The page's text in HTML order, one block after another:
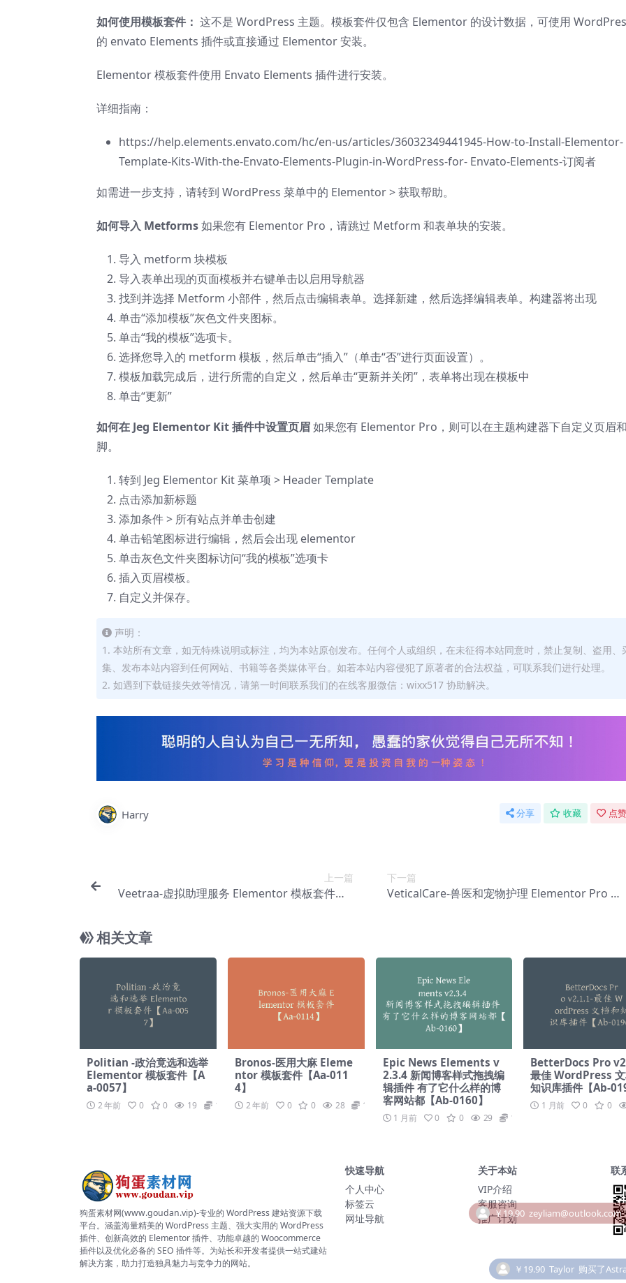
如何使用模板套件： 这不是 WordPress 主题。模板套件仅包含 Elementor 的设计数据，可使用
的 envato Elements 插件或直接通过 Elementor 安装。
Elementor 模板套件使用 Envato Elements 插件进行安装。
详细指南：
https://help.elements.envato.com/hc/en-us/articles/36032349441945-How-to-Install-Elementor-
Template-Kits-With-the-Envato-Elements-Plugin-in-WordPress-for- Envato-Elements-订阅者
如需进一步支持，请转到 WordPress 菜单中的 Elementor > 获取帮助。
如何导入 Metforms如果您有 Elementor Pro，请跳过 Metform 和表单块的安装。
导入 metform 块模板
导入表单出现的页面模板并右键单击以启用导航器
找到并选择 Metform 小部件，然后点击编辑表单。选择新建，然后选择编辑表单。构建器将出现
单击“添加模板”灰色文件夹图标。
单击“我的模板”选项卡。
选择您导入的 metform 模板，然后单击“插入”（单击“否”进行页面设置）。
模板加载完成后，进行所需的自定义，然后单击“更新并关闭”，表单将出现在模板中
单击“更新”
如何在 Jeg Elementor Kit 插件中设置页眉如果您有 Elementor Pro，则可以在主题构建器下自定义页眉
脚。
转到 Jeg Elementor Kit 菜单项 > Header Template
点击添加新标题
添加条件 > 所有站点并单击创建
单击铅笔图标进行编辑，然后会出现 elementor
单击灰色文件夹图标访问“我的模板”选项卡
插入页眉模板。
自定义并保存。
声明：
1. 本站所有文章，如无特殊说明或标注，均为本站原创发布。任何个人或组织，在未征得本站同意时，禁止复制、盗用、
集、发布本站内容到任何网站、书籍等各类媒体平台。如若本站内容侵犯了原著者的合法权益，可联系我们进行处理。
2. 如遇到下载链接失效等情况，请第一时间联系我们的在线客服微信：wixx517 协助解决。
Harry 分享 收藏 点
上一篇
Veetraa-虚拟助理服务 Elementor 模板套件【A
下一篇
VeticalCare-兽医和宠物护理 Elementor Pro 模
相关文章
Politian -政治竟选和选举
Elementor 模板套件【A
a-0057】
2 年前 0 0 19 19.9
Bronos-医用大麻 Eleme
ntor 模板套件【Aa-011
4】
2 年前 0 0 28 19.9
Epic News Elements v
2.3.4 新闻博客样式拖拽编
辑插件 有了它什么样的博
客网站都【Ab-0160】
1 月前 0 0 29 19.9
BetterDocs Pro
最佳 WordPress
知识库插件【Ab-
1 月前 0 0
狗蛋素材网(www.goudan.vip)-专业的 WordPress 建站资源下载
平台。涵盖海量精美的 WordPress 主题、强大实用的 WordPress
插件、创新高效的 Elementor 插件、功能卓越的 Woocommerce
插件以及优化必备的 SEO 插件等。为站长和开发者提供一站式建站
解决方案，助力打造独具魅力与竞争力的网站。
快速导航
个人中心
标签云
网址导航
关于本站
VIP介绍
客服咨询
推广计划
联
￥19.90 Taylor